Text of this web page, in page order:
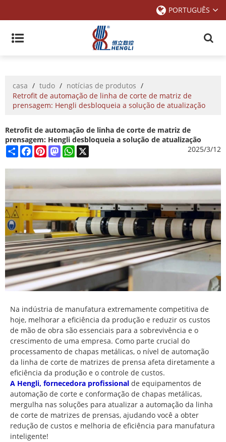
PORTUGUÊS
casa / tudo / notícias de produtos /
Retrofit de automação de linha de corte de matriz de
prensagem: Hengli desbloqueia a solução de atualização
Retrofit de automação de linha de corte de matriz de
prensagem: Hengli desbloqueia a solução de atualização
ShareFacebook
PinterestMastodonWhatsApp 2025/3/12
Na indústria de manufatura extremamente competitiva de
hoje, melhorar a eficiência da produção e reduzir os custos
de mão de obra são essenciais para a sobrevivência e o
crescimento de uma empresa. Como parte crucial do
processamento de chapas metálicas, o nível de automação
da linha de corte de matrizes de prensa afeta diretamente a
eficiência da produção e o controle de custos.
A Hengli, fornecedora profissional de equipamentos de
automação de corte e conformação de chapas metálicas,
mergulha nas soluções para atualizar a automação da linha
de corte de matrizes de prensas, ajudando você a obter
redução de custos e melhoria de eficiência para manufatura
inteligente!